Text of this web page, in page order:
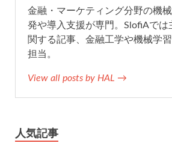
金融・マーケティング分野の機
発や導入支援が専門。SlofiAでは
関する記事、金融工学や機械学
担当。
View all posts by HAL →
人気記事